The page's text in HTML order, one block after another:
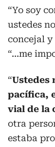
“Yo soy
ustedes
concejal y
“…me
“Ustedes
pacífica,
vial de la
otra
estaba